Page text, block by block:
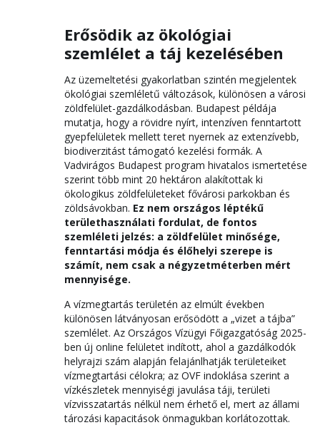
Erősödik az ökológiai
szemlélet a táj kezelésében
Az üzemeltetési gyakorlatban szintén megjelentek
ökológiai szemléletű változások, különösen a városi
zöldfelület-gazdálkodásban. Budapest példája
mutatja, hogy a rövidre nyírt, intenzíven fenntartott
gyepfelületek mellett teret nyernek az extenzívebb,
biodiverzitást támogató kezelési formák. A
Vadvirágos Budapest program hivatalos ismertetése
szerint több mint 20 hektáron alakítottak ki
ökologikus zöldfelületeket fővárosi parkokban és
zöldsávokban. Ez nem országos léptékű
területhasználati fordulat, de fontos
szemléleti jelzés: a zöldfelület minősége,
fenntartási módja és élőhelyi szerepe is
számít, nem csak a négyzetméterben mért
mennyisége.
A vízmegtartás területén az elmúlt években
különösen látványosan erősödött a „vizet a tájba”
szemlélet. Az Országos Vízügyi Főigazgatóság 2025-
ben új online felületet indított, ahol a gazdálkodók
helyrajzi szám alapján felajánlhatják területeiket
vízmegtartási célokra; az OVF indoklása szerint a
vízkészletek mennyiségi javulása táji, területi
vízvisszatartás nélkül nem érhető el, mert az állami
tározási kapacitások önmagukban korlátozottak.